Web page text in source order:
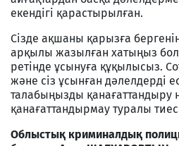
екендігі қарастырылған.
Сізде ақшаны қарызға
арқылы жазылған хатыңыз
ретінде ұсынуға құқылысыз.
және сіз ұсынған дәлелдерді
талабыңызды қанағаттандыру
қанағаттандырмау туралы
Облыстық криминалдық